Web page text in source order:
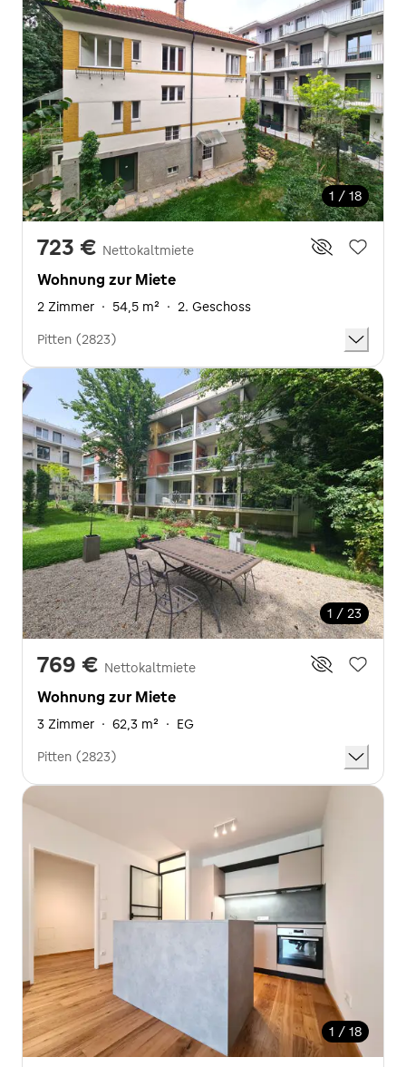
1 / 18
723 € Nettokaltmiete
Wohnung zur Miete
2 Zimmer · 54,5 m² · 2. Geschoss
Pitten (2823)
1 / 23
769 € Nettokaltmiete
Wohnung zur Miete
3 Zimmer · 62,3 m² · EG
Pitten (2823)
1 / 18